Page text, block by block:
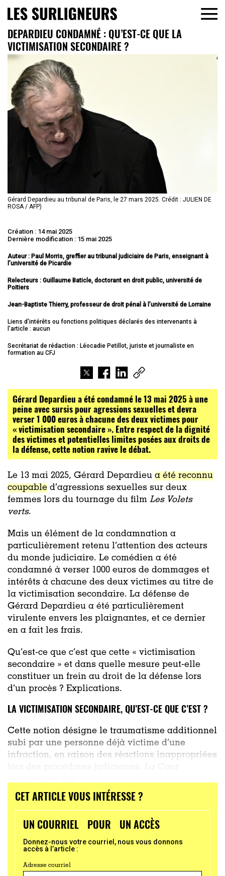
DEPARDIEU CONDAMNÉ : QU’EST-CE QUE LA
VICTIMISATION SECONDAIRE ?
Gérard Depardieu au tribunal de Paris, le 27 mars 2025. Crédit : JULIEN DE
ROSA / AFP)
Création : 14 mai 2025
Dernière modification : 15 mai 2025
Auteur : Paul Morris, greffier au tribunal judiciaire de Paris, enseignant à
l’université de Picardie
Relecteurs : Guillaume Baticle, doctorant en droit public, université de
Poitiers
Jean-Baptiste Thierry, professeur de droit pénal à l’université de Lorraine
Liens d’intérêts ou fonctions politiques déclarés des intervenants à
l’article : aucun
Secrétariat de rédaction : Léocadie Petillot, juriste et journaliste en
formation au CFJ
Gérard Depardieu a été condamné le 13 mai 2025 à une
peine avec sursis pour agressions sexuelles et devra
verser 1 000 euros à chacune des deux victimes pour
« victimisation secondaire ». Entre respect de la dignité
des victimes et potentielles limites posées aux droits de
la défense, cette notion ravive le débat.
Le 13 mai 2025, Gérard Depardieu a été reconnu
coupable d’agressions sexuelles sur deux
femmes lors du tournage du film Les Volets
verts.
Mais un élément de la condamnation a
particulièrement retenu l’attention des acteurs
du monde judiciaire. Le comédien a été
condamné à verser 1000 euros de dommages et
intérêts à chacune des deux victimes au titre de
la victimisation secondaire. La défense de
Gérard Depardieu a été particulièrement
virulente envers les plaignantes, et ce dernier
en a fait les frais.
Qu’est-ce que c’est que cette « victimisation
secondaire » et dans quelle mesure peut-elle
constituer un frein au droit de la défense lors
d’un procès ? Explications.
LA VICTIMISATION SECONDAIRE, QU’EST-CE QUE C’EST ?
Cette notion désigne le traumatisme additionnel
subi par une personne déjà victime d’une
infraction, en raison des réactions inappropriées
CET ARTICLE VOUS INTÉRESSE ?
UN COURRIEL POUR UN ACCÈS
Donnez-nous votre courriel, nous vous donnons
accès à l’article :
Adresse courriel